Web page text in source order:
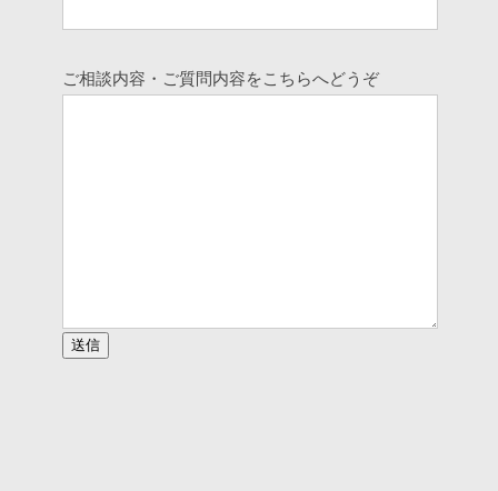
ご相談内容・ご質問内容をこちらへどうぞ
このフィールドは空のままにしてください。